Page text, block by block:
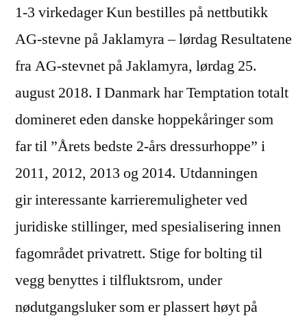
1-3 virkedager Kun bestilles på nettbutikk
AG-stevne på Jaklamyra – lørdag Resultatene
fra AG-stevnet på Jaklamyra, lørdag 25.
august 2018. I Danmark har Temptation totalt
domineret eden danske hoppekåringer som
far til ”Årets bedste 2-års dressurhoppe” i
2011, 2012, 2013 og 2014. Utdanningen
gir interessante karrieremuligheter ved
juridiske stillinger, med spesialisering innen
fagområdet privatrett. Stige for bolting til
vegg benyttes i tilfluktsrom, under
nødutgangsluker som er plassert høyt på